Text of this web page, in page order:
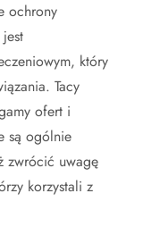
ochrony
który
Tacy
ofert i
są ogólnie
zwrócić uwagę
korzystali z